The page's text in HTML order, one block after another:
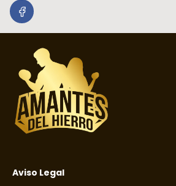
Aviso Legal